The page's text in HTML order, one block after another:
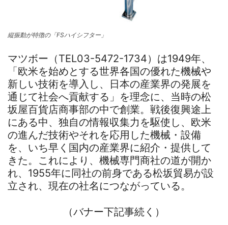
縦振動が特徴の「FSハイシフター」
マツボー（TEL03-5472-1734）は1949年、
「欧米を始めとする世界各国の優れた機械や
新しい技術を導入し、日本の産業界の発展を
通じて社会へ貢献する」を理念に、当時の松
坂屋百貨店商事部の中で創業。戦後復興途上
にある中、独自の情報収集力を駆使し、欧米
の進んだ技術やそれを応用した機械・設備
を、いち早く国内の産業界に紹介・提供して
きた。これにより、機械専門商社の道が開か
れ、1955年に同社の前身である松坂貿易が設
立され、現在の社名につながっている。
（バナー下記事続く）